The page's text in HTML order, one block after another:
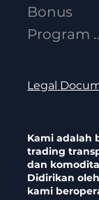
Bonus
Legal
Kami adalah
trading
dan
Didirikan
kami